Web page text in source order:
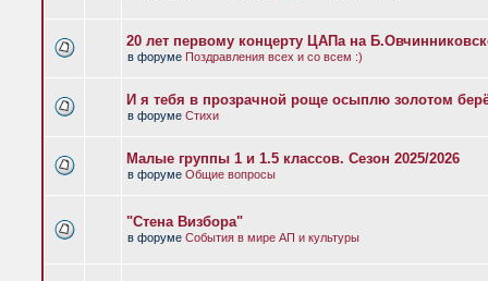
20 лет первому концерту ЦАПа на
в форуме Поздравления всех и со всем :)
И я тебя в прозрачной роще осыплю золотом
в форуме Стихи
Малые группы 1 и 1.5 классов. Сезон 2025/2026
в форуме Общие вопросы
"Стена Визбора"
в форуме События в мире АП и культуры